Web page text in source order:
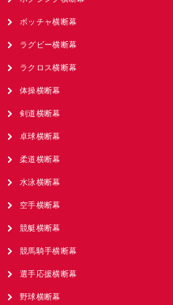
ボッチャ横断幕
ラグビー横断幕
ラクロス横断幕
体操横断幕
剣道横断幕
卓球横断幕
柔道横断幕
水泳横断幕
空手横断幕
競艇横断幕
競馬騎手横断幕
選手応援横断幕
野球横断幕